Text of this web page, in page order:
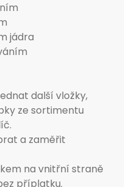
jádra
další vložky,
ze sortimentu
a zaměřit
na vnitřní straně
příplatku.